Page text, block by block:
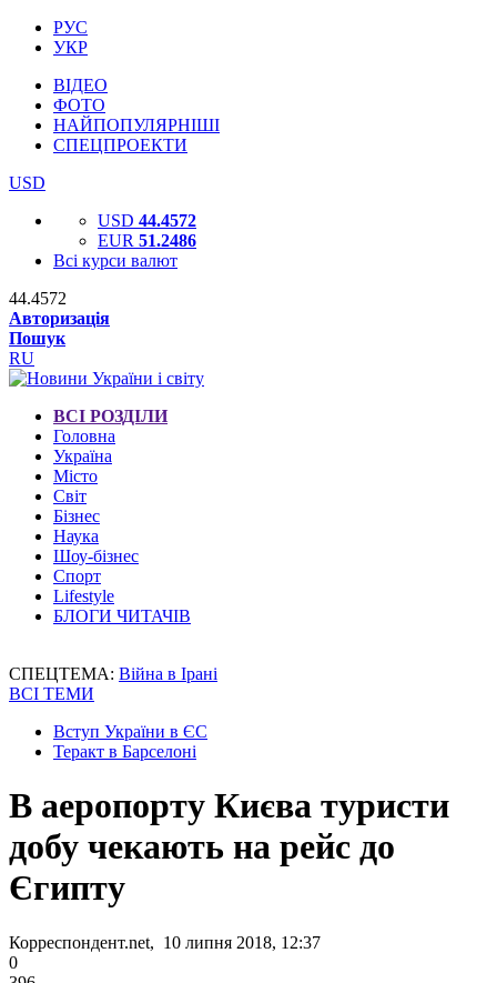
РУС
УКР
ВІДЕО
ФОТО
НАЙПОПУЛЯРНІШІ
СПЕЦПРОЕКТИ
USD
USD 44.4572
EUR 51.2486
Всі курси валют
44.4572
Авторизація
Пошук
RU
ВСІ РОЗДІЛИ
Головна
Україна
Місто
Світ
Бізнес
Наука
Шоу-бізнес
Спорт
Lifestyle
БЛОГИ ЧИТАЧІВ
СПЕЦТЕМА: Війна в Ірані
ВСІ ТЕМИ
Вступ України в ЄС
Теракт в Барселоні
В аеропорту Києва туристи
добу чекають на рейс до
Єгипту
Корреспондент.net, 10 липня 2018, 12:37
0